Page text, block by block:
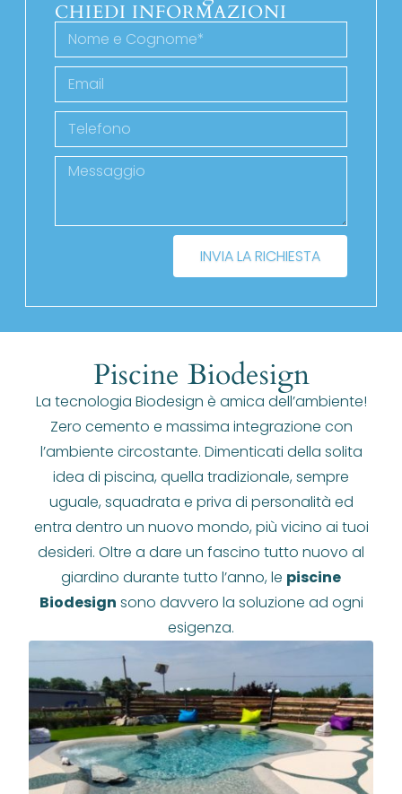
CHIEDI INFORMAZIONI
INVIA LA RICHIESTA
Piscine Biodesign
La tecnologia Biodesign è amica dell’ambiente!
Zero cemento e massima integrazione con
l’ambiente circostante. Dimenticati della solita
idea di piscina, quella tradizionale, sempre
uguale, squadrata e priva di personalità ed
entra dentro un nuovo mondo, più vicino ai tuoi
desideri. Oltre a dare un fascino tutto nuovo al
giardino durante tutto l’anno, le piscine
Biodesign sono davvero la soluzione ad ogni
esigenza.